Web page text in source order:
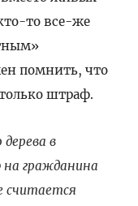
то все-же
помнить, что
штраф.
в
гражданина
считается